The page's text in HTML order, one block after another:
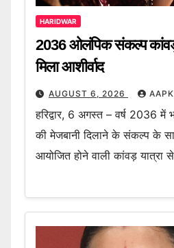
HARIDWAR
2036 ओलंपिक संकल्प कांवड़
मिला आशीर्वाद
AUGUST 6, 2026
हरिद्वार, 6 अगस्त – वर्ष 2036
की मेजबानी दिलाने के संकल्प के
आयोजित होने वाली कांवड़ यात्रा